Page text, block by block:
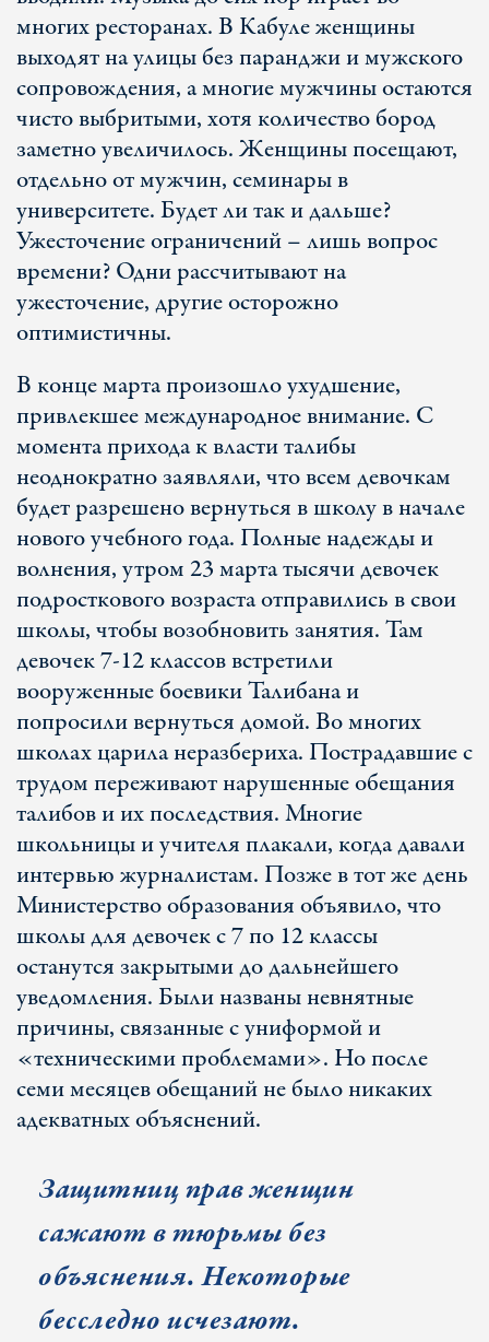
многих ресторанах. В Кабуле женщины
выходят на улицы без паранджи и мужского
сопровождения, а многие мужчины остаются
чисто выбритыми, хотя количество бород
заметно увеличилось. Женщины посещают,
отдельно от мужчин, семинары в
университете. Будет ли так и дальше?
Ужесточение ограничений – лишь вопрос
времени? Одни рассчитывают на
ужесточение, другие осторожно
оптимистичны.
В конце марта произошло ухудшение,
привлекшее международное внимание. С
момента прихода к власти талибы
неоднократно заявляли, что всем девочкам
будет разрешено вернуться в школу в начале
нового учебного года. Полные надежды и
волнения, утром 23 марта тысячи девочек
подросткового возраста отправились в свои
школы, чтобы возобновить занятия. Там
девочек 7-12 классов встретили
вооруженные боевики Талибана и
попросили вернуться домой. Во многих
школах царила неразбериха. Пострадавшие с
трудом переживают нарушенные обещания
талибов и их последствия. Многие
школьницы и учителя плакали, когда давали
интервью журналистам. Позже в тот же день
Министерство образования объявило, что
школы для девочек с 7 по 12 классы
останутся закрытыми до дальнейшего
уведомления. Были названы невнятные
причины, связанные с униформой и
«техническими проблемами». Но после
семи месяцев обещаний не было никаких
адекватных объяснений.
Защитниц прав женщин
сажают в тюрьмы без
объяснения. Некоторые
бесследно исчезают.